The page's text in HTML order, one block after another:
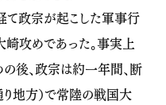
政宗が起こした軍事行
崎攻めであった。事実上
後、政宗は約一年間、断
地方）で常陸の戦国大